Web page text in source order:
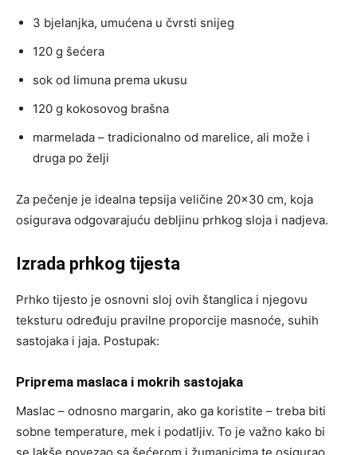
3 bjelanjka, umućena u čvrsti snijeg
120 g šećera
sok od limuna prema ukusu
120 g kokosovog brašna
marmelada – tradicionalno od marelice, ali može i
druga po želji
Za pečenje je idealna tepsija veličine 20×30 cm, koja
osigurava odgovarajuću debljinu prhkog sloja i nadjeva.
Izrada prhkog tijesta
Prhko tijesto je osnovni sloj ovih štanglica i njegovu
teksturu određuju pravilne proporcije masnoće, suhih
sastojaka i jaja. Postupak:
Priprema maslaca i mokrih sastojaka
Maslac – odnosno margarin, ako ga koristite – treba biti
sobne temperature, mek i podatljiv. To je važno kako bi